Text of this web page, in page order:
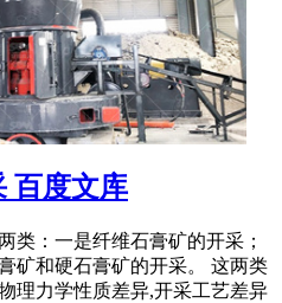
百度文库
类：一是纤维石膏矿的开采；
矿和硬石膏矿的开采。 这两类
理力学性质差异,开采工艺差异